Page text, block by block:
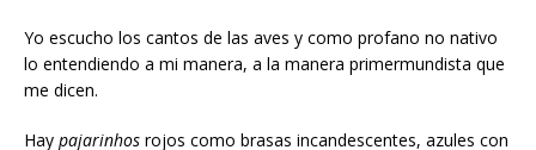
Yo escucho los cantos de las aves y como profano no nativo
lo entendiendo a mi manera, a la manera primermundista que
me dicen.
Hay pajarinhos rojos como brasas incandescentes, azules con